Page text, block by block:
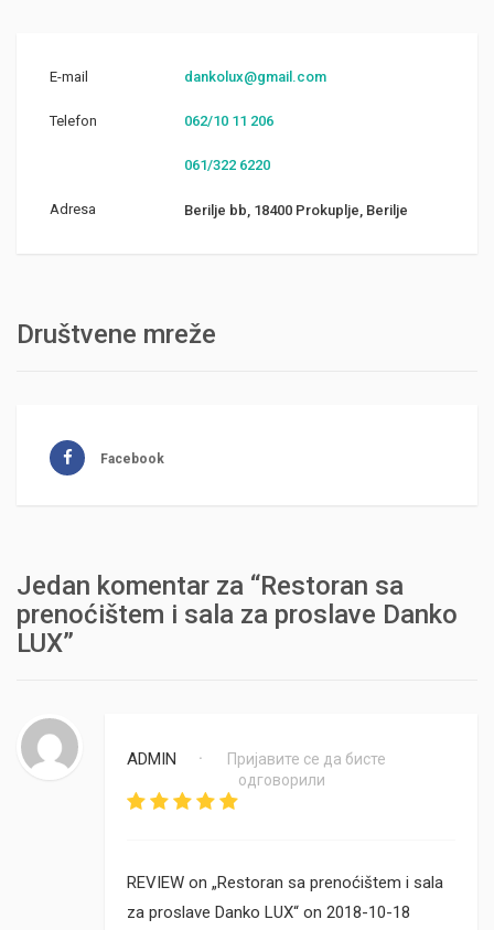
E-mail dankolux@gmail.com
Telefon 062/10 11 206
061/322 6220
Adresa Berilje bb, 18400 Prokuplje, Berilje
Društvene mreže
Facebook
Jedan komentar za “Restoran sa
prenoćištem i sala za proslave Danko
LUX”
ADMIN •
Пријавите се да бисте
одговорили
REVIEW on „Restoran sa prenoćištem i sala
za proslave Danko LUX“ on 2018-10-18